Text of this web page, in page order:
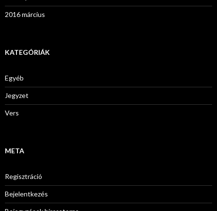
2016 március
KATEGÓRIÁK
Egyéb
Jegyzet
Vers
META
Regisztráció
Bejelentkezés